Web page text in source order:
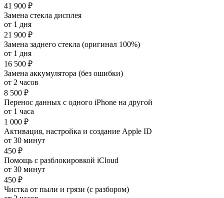
41 900 ₽
Замена стекла дисплея
от 1 дня
21 900 ₽
Замена заднего стекла (оригинал 100%)
от 1 дня
16 500 ₽
Замена аккумулятора (без ошибки)
от 2 часов
8 500 ₽
Перенос данных с одного iPhone на другой
от 1 часа
1 000 ₽
Активация, настройка и создание Apple ID
от 30 минут
450 ₽
Помощь с разблокировкой iCloud
от 30 минут
450 ₽
Чистка от пыли и грязи (с разбором)